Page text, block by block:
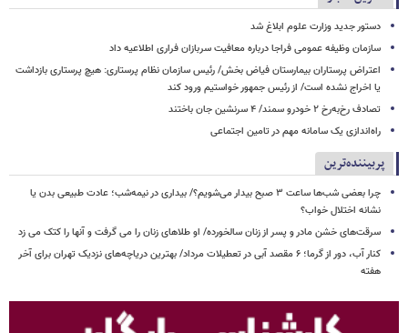
دستور جدید وزارت علوم ابلاغ شد
سازمان وظیفه عمومی فراجا درباره معافیت سربازان فراری اطلاعیه داد
اعتراض پرستاران بیمارستان فیاض بخش/ رئیس سازمان نظام پرستاری: هیچ پرستاری بازداشت
یا اخراج نشده است/ از رئیس جمهور خواستیم ورود کند
تصادف رخ‌به‌رخ ۲ خودرو سمند/ ۴ سرنشین جان باختند
راه‌اندازی یک سامانه مهم در تامین اجتماعی
پربیننده‌ترین
چرا بعضی شب‌ها ساعت ۳ صبح بیدار می‌شویم؟/ بیداری در نیمه‌شب؛ عادت طبیعی بدن یا
نشانه اختلال خواب؟
سرقت‌های خشن مادر و پسر از زنان سالخورده/ او طلاهای زنان را می گرفت و آنها را کتک می زد
کنار آب، دور از گرما؛ ۶ مقصد آبی در تعطیلات مرداد/ بهترین دریاچه‌های نزدیک تهران برای آخر
هفته